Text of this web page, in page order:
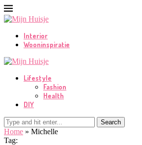
Interior
Wooninspiratie
Lifestyle
Fashion
Health
DIY
Search
Home » Michelle
Tag: